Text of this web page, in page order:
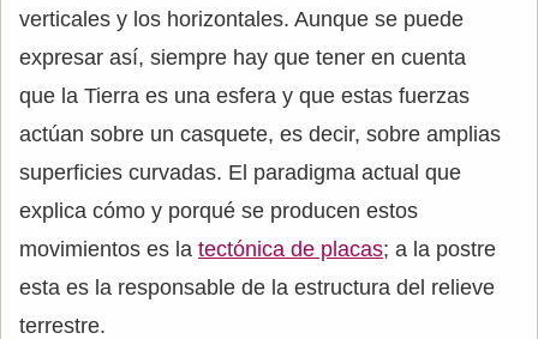
verticales y los horizontales. Aunque se puede
expresar así, siempre hay que tener en cuenta
que la Tierra es una esfera y que estas fuerzas
actúan sobre un casquete, es decir, sobre amplias
superficies curvadas. El paradigma actual que
explica cómo y porqué se producen estos
movimientos es la tectónica de placas; a la postre
esta es la responsable de la estructura del relieve
terrestre.